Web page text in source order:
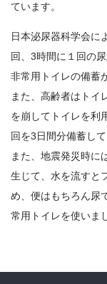
ています。
日本泌尿器科学会に
回、3時間に１回の
非常用トイレの備蓄
また、高齢者はトイ
を崩してトイレを利
回を3日間分備蓄して
また、地震発災時に
生じて、水を流すと
め、便はもちろん尿
常用トイレを使いま